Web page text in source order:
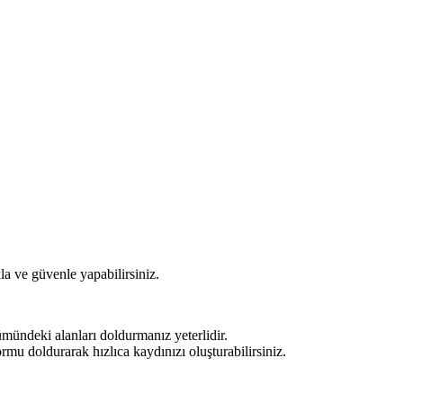
ve güvenle yapabilirsiniz.
alanları doldurmanız yeterlidir.
doldurarak hızlıca kaydınızı oluşturabilirsiniz.